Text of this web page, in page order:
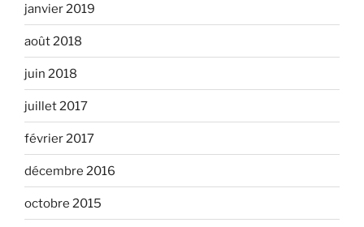
janvier 2019
août 2018
juin 2018
juillet 2017
février 2017
décembre 2016
octobre 2015